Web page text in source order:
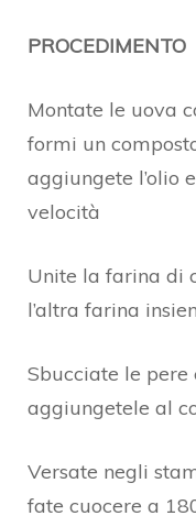
PROCEDIMENTO
Montate le uova
formi un
aggiungete l’olio
velocità
Unite la farina di
l’altra farina
Sbucciate le
aggiungetele al
Versate negli
fate cuocere a